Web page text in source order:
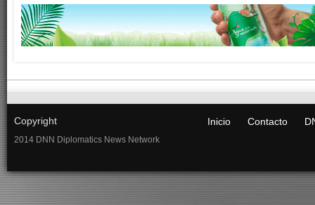
Copyright
2014 DNN Diplomatics News Network
Inicio Contacto